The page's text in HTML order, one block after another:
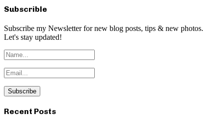
Subscrible
Subscribe my Newsletter for new blog posts, tips & new photos.
Let's stay updated!
Recent Posts